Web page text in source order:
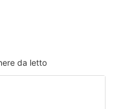
da letto